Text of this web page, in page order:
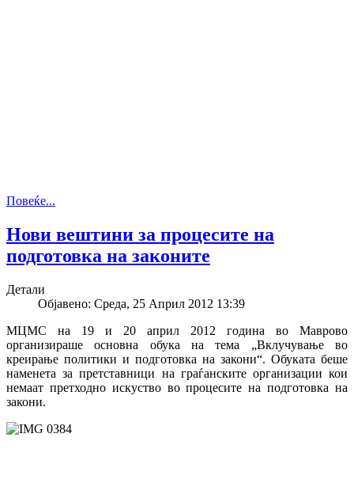
Повеќе...
Нови вештини за процесите на
подготовка на законите
Детали
Објавено: Среда, 25 Април 2012 13:39
МЦМС на 19 и 20 април 2012 година во Маврово
организираше основна обука на тема „Вклучување во
креирање политики и подготовка на закони“. Обуката беше
наменета за претставници на граѓанските организации кои
немаат претходно искуство во процесите на подготовка на
закони.